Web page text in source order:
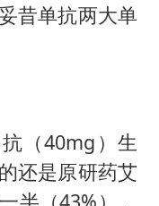
昔单抗两大单
（40mg）生
还是原研药艾